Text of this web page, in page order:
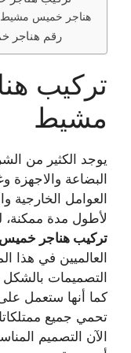
هناجر خميس
رقم هناجر
تركيب
مشيط
يوجد الكثير من
البضاعة والاجهزة
العوامل
لأطول مدة ممكنة،
تركيب هناجر
العالميين في هذا
التصميمات بالشكل
كما أنها ستعمل
تحمي جميع
الآن التصميم